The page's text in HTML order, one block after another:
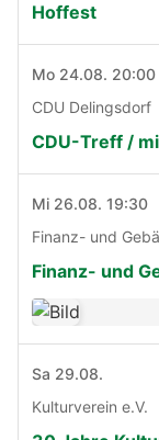
Hoffest
Mo 24.08. 20:00
CDU Delingsdorf
CDU-Treff /
Mi 26.08. 19:30
Finanz- und
Finanz- und
Sa 29.08.
Kulturverein e.V.